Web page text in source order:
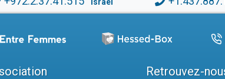
Retrouvez-